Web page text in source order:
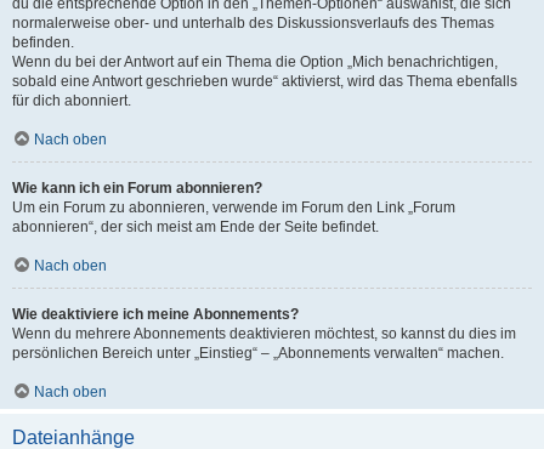
du die entsprechende Option in den „Themen-Optionen“ auswählst, die sich
normalerweise ober- und unterhalb des Diskussionsverlaufs des Themas
befinden.
Wenn du bei der Antwort auf ein Thema die Option „Mich benachrichtigen,
sobald eine Antwort geschrieben wurde“ aktivierst, wird das Thema ebenfalls
für dich abonniert.
Nach oben
Wie kann ich ein Forum abonnieren?
Um ein Forum zu abonnieren, verwende im Forum den Link „Forum
abonnieren“, der sich meist am Ende der Seite befindet.
Nach oben
Wie deaktiviere ich meine Abonnements?
Wenn du mehrere Abonnements deaktivieren möchtest, so kannst du dies im
persönlichen Bereich unter „Einstieg“ – „Abonnements verwalten“ machen.
Nach oben
Dateianhänge